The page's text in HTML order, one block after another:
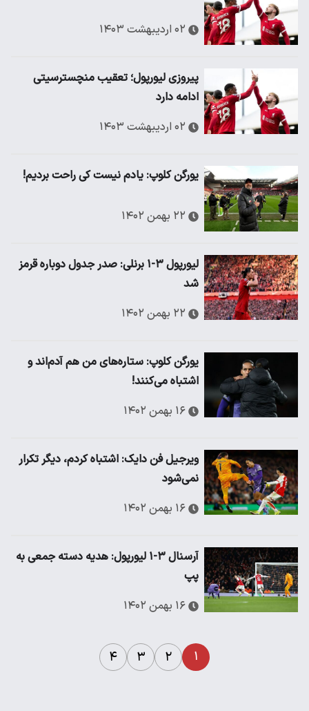
۰۲ اردیبهشت ۱۴۰۳
پیروزی لیورپول؛ تعقیب منچسترسیتی
ادامه دارد
۰۲ اردیبهشت ۱۴۰۳
یورگن کلوپ: یادم نیست کی راحت بردیم!
۲۲ بهمن ۱۴۰۲
لیورپول ۳-۱ برنلی: صدر جدول دوباره قرمز
شد
۲۲ بهمن ۱۴۰۲
یورگن کلوپ: ستاره‌های من هم آدم‌اند و
اشتباه می‌کنند!
۱۶ بهمن ۱۴۰۲
ویرجیل فن دایک: اشتباه کردم، دیگر تکرار
نمی‌شود
۱۶ بهمن ۱۴۰۲
آرسنال ۳-۱ لیورپول: هدیه دسته جمعی به
پپ
۱۶ بهمن ۱۴۰۲
۱ ۲ ۳ ۴